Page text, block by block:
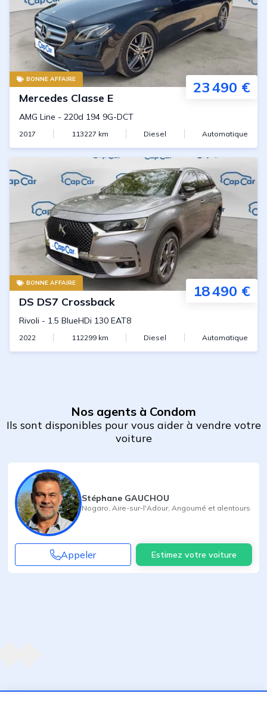
BONNE AFFAIRE 23 490 €
Mercedes Classe E
AMG Line - 220d 194 9G-DCT
2017 113227 km Diesel Automatique
BONNE AFFAIRE 18 490 €
DS DS7 Crossback
Rivoli - 1.5 BlueHDi 130 EAT8
2022 112299km Diesel Automatique
Nos agents à Condom
Ils sont disponibles pour vous aider à vendre votre
voiture
Stéphane GAUCHOU
Nogaro Aire-sur-l'Adour, Angoumé et alentours
Appeler Estimez votre voiture